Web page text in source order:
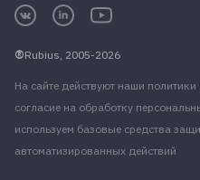
Rubius, 2005-2026
На сайте действуют наши
согласие на обработку
используем базовые средства
автоматизированных действий